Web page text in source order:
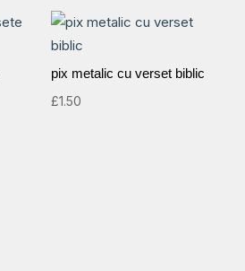
pix metalic cu verset biblic
£1.50